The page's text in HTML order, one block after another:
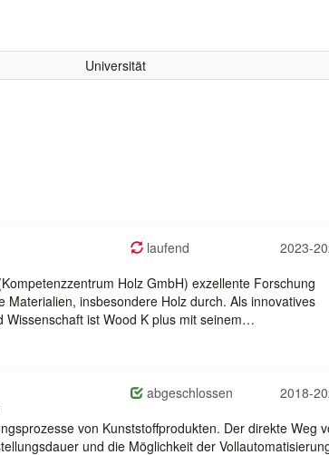
Universität
laufend
2023-
Holz GmbH) exzellente Forschung
insbesondere Holz durch. Als innovatives
ist Wood K plus mit seinem…
abgeschlossen
2018-
von Kunststoffprodukten. Der direkte Weg
und die Möglichkeit der